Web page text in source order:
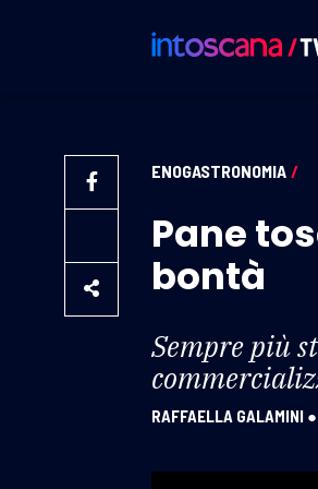
ENOGASTRONOMIA /
Pane
bontà
Sempre più
RAFFAELLA GALAMINI ●